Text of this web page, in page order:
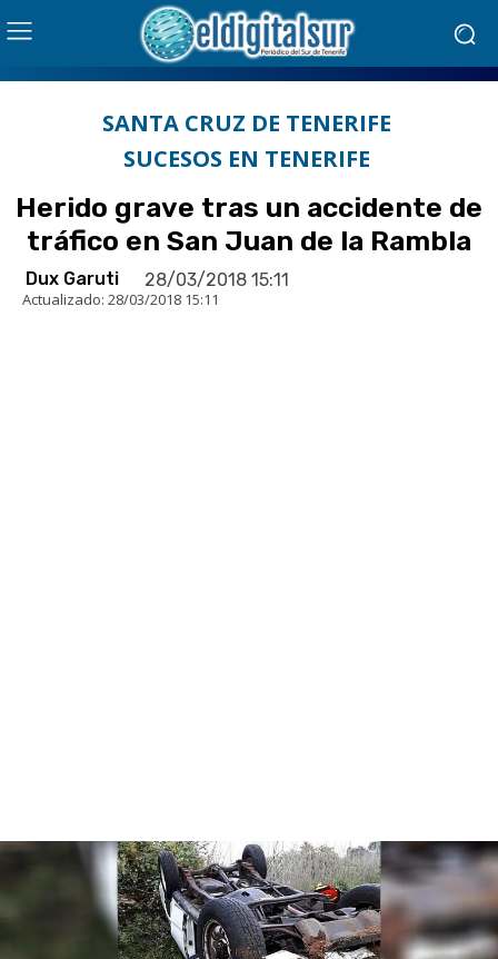
SANTA CRUZ DE TENERIFE
SUCESOS EN TENERIFE
Herido grave tras un accidente de
tráfico en San Juan de la Rambla
Dux Garuti 28/03/2018 15:11
Actualizado: 28/03/2018 15:11